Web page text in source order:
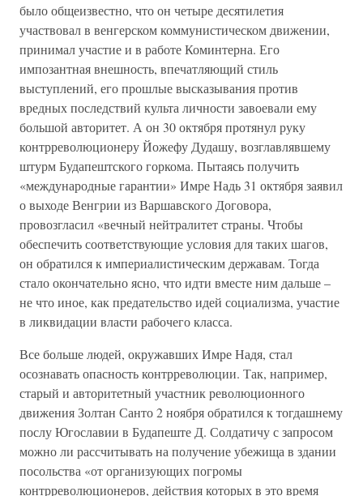
было общеизвестно, что он четыре десятилетия
участвовал в венгерском коммунистическом движении,
принимал участие и в работе Коминтерна. Его
импозантная внешность, впечатляющий стиль
выступлений, его прошлые высказывания против
вредных последствий культа личности завоевали ему
большой авторитет. А он 30 октября протянул руку
контрреволюционеру Йожефу Дудашу, возглавлявшему
штурм Будапештского горкома. Пытаясь получить
«международные гарантии» Имре Надь 31 октября заявил
о выходе Венгрии из Варшавского Договора,
провозгласил «вечный нейтралитет страны. Чтобы
обеспечить соответствующие условия для таких шагов,
он обратился к империалистическим державам. Тогда
стало окончательно ясно, что идти вместе ним дальше –
не что иное, как предательство идей социализма, участие
в ликвидации власти рабочего класса.
Все больше людей, окружавших Имре Надя, стал
осознавать опасность контрреволюции. Так, например,
старый и авторитетный участник революционного
движения Золтан Санто 2 ноября обратился к тогдашнему
послу Югославии в Будапеште Д. Солдатичу с запросом
можно ли рассчитывать на получение убежища в здании
посольства «от организующих погромы
контрреволюционеров, действия которых в это время